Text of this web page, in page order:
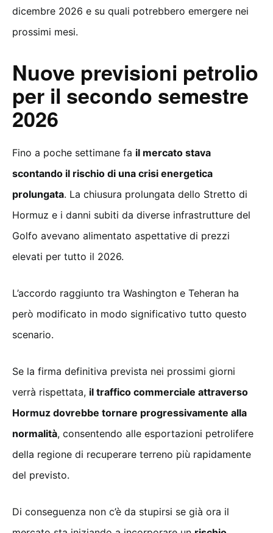
dicembre 2026 e su quali potrebbero emergere nei
prossimi mesi.
Nuove previsioni petrolio
per il secondo semestre
2026
Fino a poche settimane fa il mercato stava
scontando il rischio di una crisi energetica
prolungata. La chiusura prolungata dello Stretto di
Hormuz e i danni subiti da diverse infrastrutture del
Golfo avevano alimentato aspettative di prezzi
elevati per tutto il 2026.
L’accordo raggiunto tra Washington e Teheran ha
però modificato in modo significativo tutto questo
scenario.
Se la firma definitiva prevista nei prossimi giorni
verrà rispettata, il traffico commerciale attraverso
Hormuz dovrebbe tornare progressivamente alla
normalità, consentendo alle esportazioni petrolifere
della regione di recuperare terreno più rapidamente
del previsto.
Di conseguenza non c’è da stupirsi se già ora il